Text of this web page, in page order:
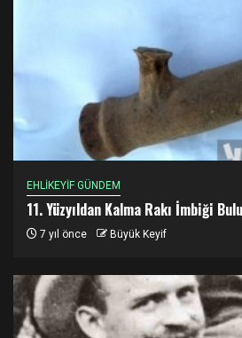
EHLİKEYİF GÜNDEM
11. Yüzyıldan Kalma Rakı İmbiği
7 yıl önce Büyük Keyif